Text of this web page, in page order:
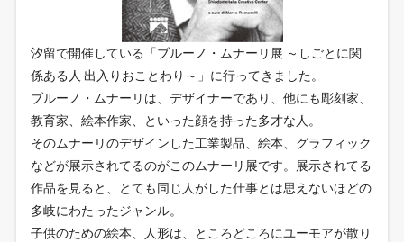
汐留で開催している「ブルーノ・ムナーリ展 ～しごとに関
係ある人 出入りおことわり～」に行ってきました。
ブルーノ・ムナーリは、デザイナーであり、他にも彫刻家、
教育家、絵本作家、といった顔を持った多才な人。
そのムナーリのデザインした工業製品、絵本、グラフィック
などが展示されてるのがこのムナーリ展です。展示されてる
作品を見ると、とても同じ人がした仕事とは思えないほどの
多岐にわたったジャンル。
子供のための絵本、人形は、ところどころにユーモアが散り